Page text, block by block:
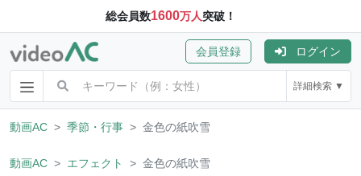
総会員数1600万人突破！
会員登録 ログイン
詳細検索 ▼
動画AC 季節・行事 金色の紙吹雪
動画AC エフェクト 金色の紙吹雪